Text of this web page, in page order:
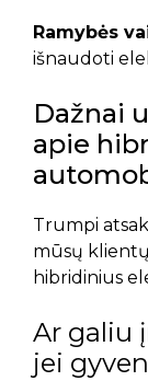
Ramybės
išnaudoti
Dažnai
apie
Trumpi
mūsų
hibridinius
Ar galiu
jei